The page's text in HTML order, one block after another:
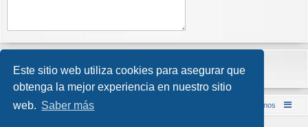
Este sitio web utiliza cookies para asegurar que
obtenga la mejor experiencia en nuestro sitio
web. Saber más
Inicio (Web) Foro Punta de Lanza Wargames Contáctenos